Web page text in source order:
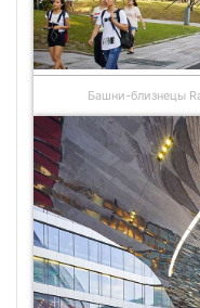
Башни-близнецы